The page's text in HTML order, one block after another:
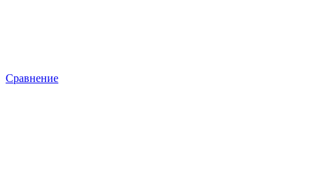
Сравнение